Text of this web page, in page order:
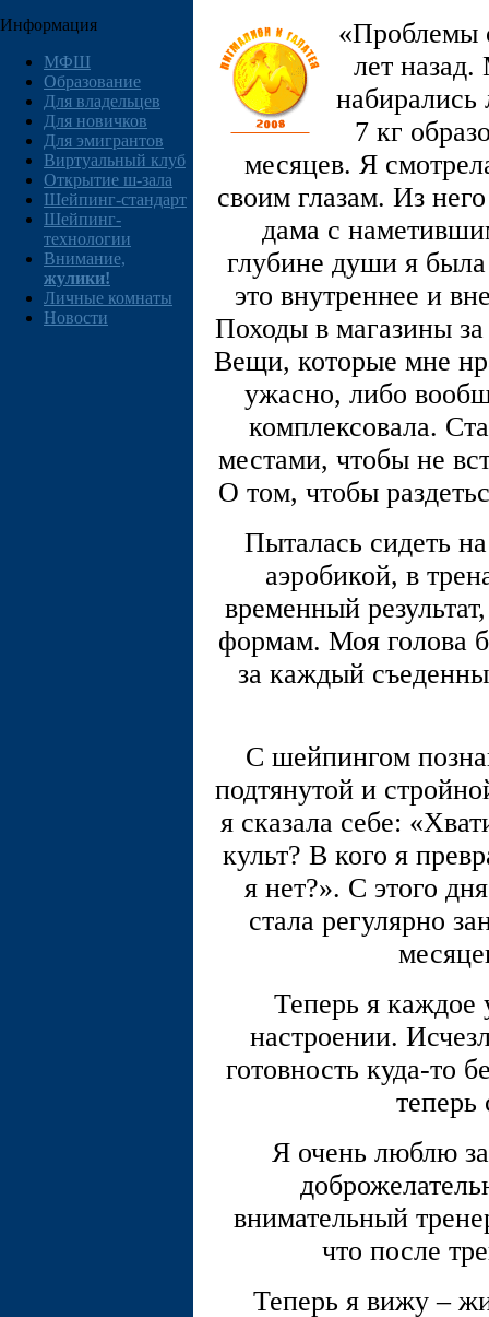
Информация
МФШ
Образование
Для владельцев
Для новичков
Для эмигрантов
Виртуальный клуб
Открытие ш-зала
Шейпинг-стандарт
Шейпинг-
технологии
Внимание,
жулики!
Личные комнаты
Новости
«Проблемы
лет
7 кг
месяцев. Я
своим глазам. Из
дама с
глубине души я
это внутреннее и
Походы в магазины
Вещи, которые мне
ужасно, либо
комплексовала.
местами, чтобы не
О том, чтобы
Пыталась сидеть
аэробикой, в
временный
формам. Моя голова
за каждый
С шейпингом
подтянутой и
я сказала себе:
культ? В кого я
я нет?». С этого
стала регулярно
Теперь я
настроении.
готовность куда-то
теперь
Я очень люблю
внимательный
что после
Теперь я вижу –